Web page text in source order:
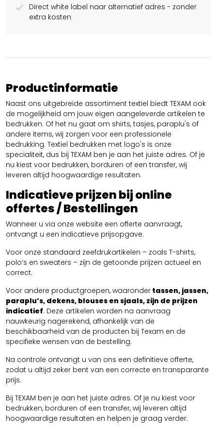
check
Direct white label naar alternatief adres - zonder
extra kosten
Productinformatie
Naast ons uitgebreide assortiment textiel biedt TEXAM ook
de mogelijkheid om jouw eigen aangeleverde artikelen te
bedrukken. Of het nu gaat om shirts, tasjes, paraplu's of
andere items, wij zorgen voor een professionele
bedrukking. Textiel bedrukken met logo's is onze
specialiteit, dus bij TEXAM ben je aan het juiste adres. Of je
nu kiest voor bedrukken, borduren of een transfer, wij
leveren altijd hoogwaardige resultaten.
Indicatieve prijzen bij online
offertes / Bestellingen
Wanneer u via onze website een offerte aanvraagt,
ontvangt u een indicatieve prijsopgave.
Voor onze standaard zeefdrukartikelen – zoals T-shirts,
polo’s en sweaters – zijn de getoonde prijzen actueel en
correct.
Voor andere productgroepen, waaronder tassen, jassen,
paraplu’s, dekens, blouses en sjaals, zijn de prijzen
indicatief. Deze artikelen worden na aanvraag
nauwkeurig nagerekend, afhankelijk van de
beschikbaarheid van de producten bij Texam en de
specifieke wensen van de bestelling.
Na controle ontvangt u van ons een definitieve offerte,
zodat u altijd zeker bent van een correcte en transparante
prijs.
Bij TEXAM ben je aan het juiste adres. Of je nu kiest voor
bedrukken, borduren of een transfer, wij leveren altijd
hoogwaardige resultaten en helpen je graag verder.